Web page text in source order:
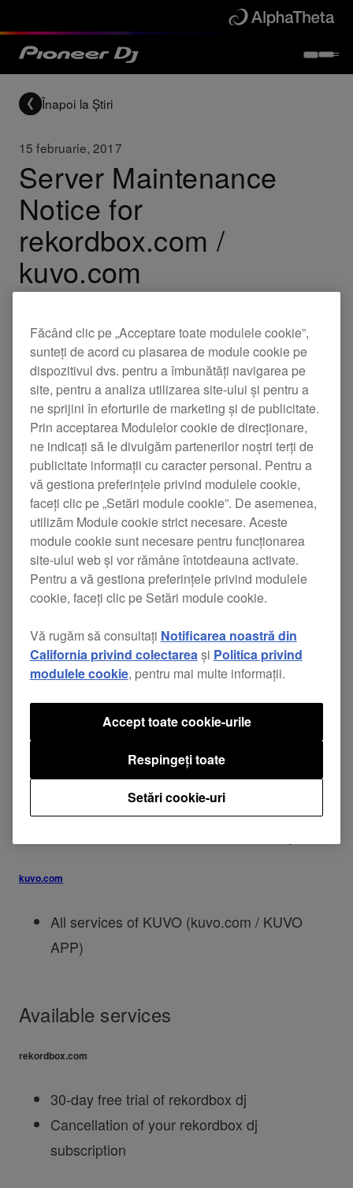
Înapoi la Știri
15 februarie, 2017
Server Maintenance
Notice for
rekordbox.com /
kuvo.com
rekordbox.com and kuvo.com on 20 February, 2017.
Some services will be temporarily unavailable around
that time.
Updates rekordbox
Please find more details below:
Date/time
20 February 2017
From 11:00pm to 9:00 am UTC (Planned)
Unavailable services
Download rekordbox (Windows / Mac)
Create rekordbox account
kuvo.com
All services of KUVO (kuvo.com / KUVO
APP)
Available services
rekordbox.com
30-day free trial of rekordbox dj
Cancellation of your rekordbox dj
subscription
Făcând clic pe „Acceptare toate modulele cookie”,
sunteți de acord cu plasarea de module cookie pe
dispozitivul dvs. pentru a îmbunătăți navigarea pe
site, pentru a analiza utilizarea site-ului și pentru a
ne sprijini în eforturile de marketing și de publicitate.
Prin acceptarea Modulelor cookie de direcționare,
ne indicați să le divulgăm partenerilor noștri terți de
publicitate informații cu caracter personal. Pentru a
vă gestiona preferințele privind modulele cookie,
faceți clic pe „Setări module cookie”. De asemenea,
utilizăm Module cookie strict necesare. Aceste
module cookie sunt necesare pentru funcționarea
site-ului web și vor rămâne întotdeauna activate.
Pentru a vă gestiona preferințele privind modulele
cookie, faceți clic pe Setări module cookie.
Vă rugăm să consultați Notificarea noastră din
California privind colectareași Politica privind
modulele cookie, pentru mai multe informații.
Setări cookie-uri
Respingeți toate
Accept toate cookie-urile